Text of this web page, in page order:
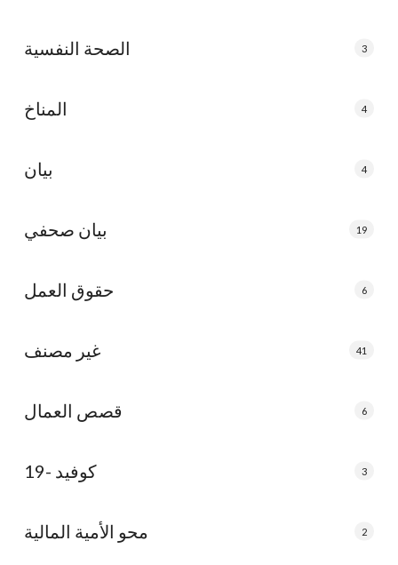
الصحة النفسية 3
المناخ 4
بيان 4
بيان صحفي 19
حقوق العمل 6
غير مصنف 41
قصص العمال 6
كوفيد -19 3
محو الأمية المالية 2